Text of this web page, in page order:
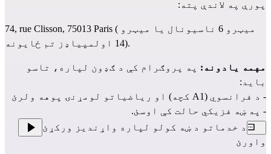
پورې په لاندې پته:
74, rue Clisson, 75013 Paris ( میټرو 6 ناسیونال یا میټرو
14 اولمپیاډز تم ځایونه).
مهمه یادونه: په پروګرام کې د ګډون لپاره، تاسو
باید:
- د فرانسوي (A1 کچه) او ریاضیاتو لومړنۍ پوهه ولرئ
- په ښه فزیکي حالت کې اوسئ.
د خدماتو د ښه کولو لپاره واړندیز ورکړئ
واورئ